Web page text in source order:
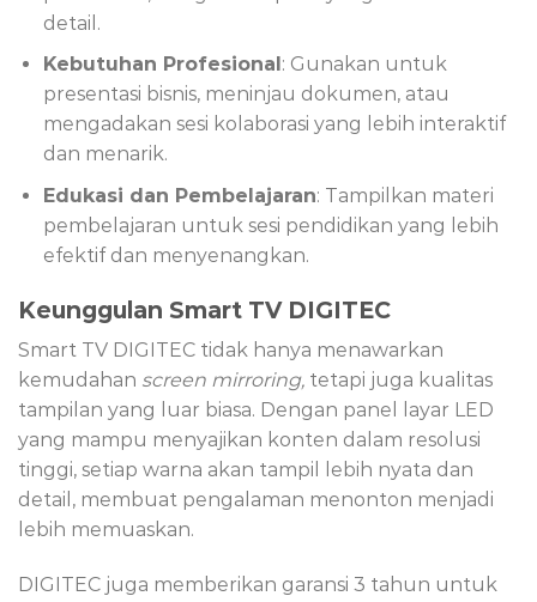
detail.
Kebutuhan Profesional : Gunakan untuk
presentasi bisnis, meninjau dokumen, atau
mengadakan sesi kolaborasi yang lebih interaktif
dan menarik.
Edukasi dan Pembelajaran: Tampilkan materi
pembelajaran untuk sesi pendidikan yang lebih
efektif dan menyenangkan.
Keunggulan Smart TV DIGITEC
Smart TV DIGITEC tidak hanya menawarkan
kemudahan screen mirroring, tetapi juga kualitas
tampilan yang luar biasa. Dengan panel layar LED
yang mampu menyajikan konten dalam resolusi
tinggi, setiap warna akan tampil lebih nyata dan
detail, membuat pengalaman menonton menjadi
lebih memuaskan.
DIGITEC juga memberikan garansi 3 tahun untuk